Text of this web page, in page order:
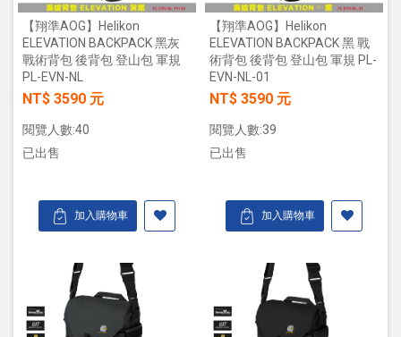
【翔準AOG】Helikon
ELEVATION BACKPACK 黑灰
戰術背包 後背包 登山包 軍規
PL-EVN-NL
NT$ 3590 元
閱覽人數:40
已出售
加入購物車
【翔準AOG】Helikon
ELEVATION BACKPACK 黑 戰
術背包 後背包 登山包 軍規 PL-
EVN-NL-01
NT$ 3590 元
閱覽人數:39
已出售
加入購物車